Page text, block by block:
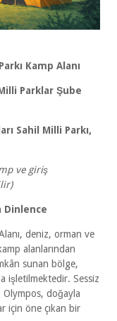
Kamp Alanı
Parklar Şube
Sahil Milli Parkı,
ve giriş
Dinlence
deniz, orman ve
alanlarından
sunan bölge,
işletilmektedir. Sessiz
Olympos, doğayla
için öne çıkan bir